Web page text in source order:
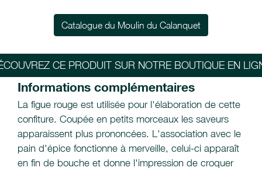
Catalogue du Moulin du Calanquet
CE PRODUIT SUR NOTRE BOUTIQUE EN
Informations complémentaires
La figue rouge est utilisée pour l'élaboration de cette
confiture. Coupée en petits morceaux les saveurs
apparaissent plus prononcées. L'association avec le
pain d'épice fonctionne à merveille, celui-ci apparaît
en fin de bouche et donne l'impression de croquer